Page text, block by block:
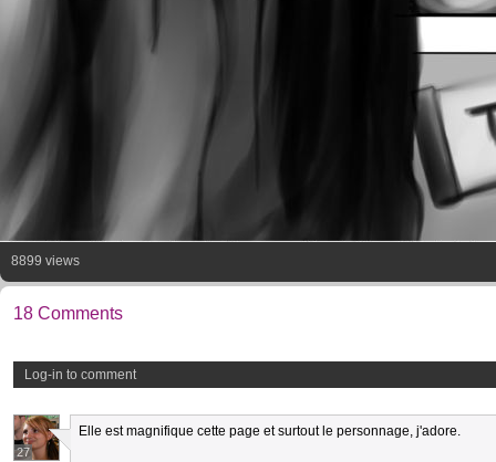
8899 views
18 Comments
Log-in to comment
27
Elle est magnifique cette page et surtout le personnage, j'adore.